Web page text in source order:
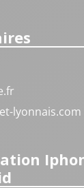
lyonnais.com